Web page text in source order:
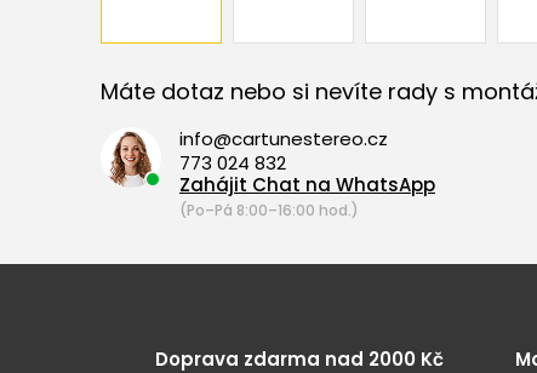
Máte dotaz nebo si nevíte rady s
info@cartunestereo.cz
773 024 832
Zahájit Chat na WhatsApp
(Po–Pá 8:00–16:00 hod.)
Doprava zdarma nad 2000 Kč